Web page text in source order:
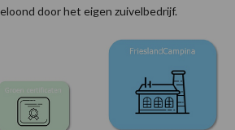
door het eigen zuivelbedrijf.